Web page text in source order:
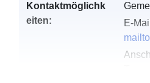
Kontaktmöglichk
eiten:
E-